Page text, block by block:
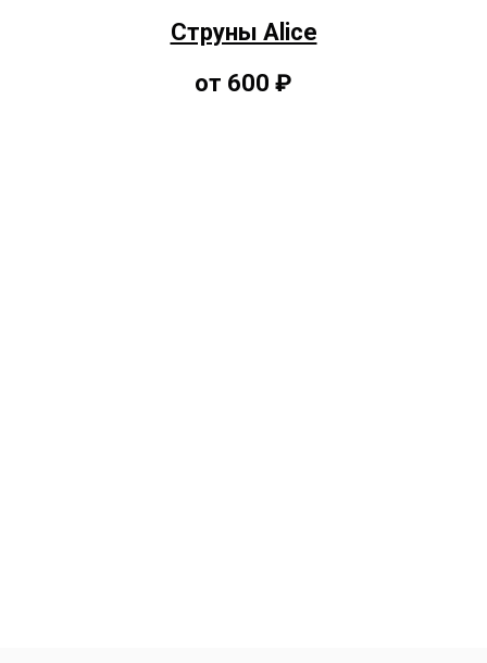
Струны Alice
от 600 ₽